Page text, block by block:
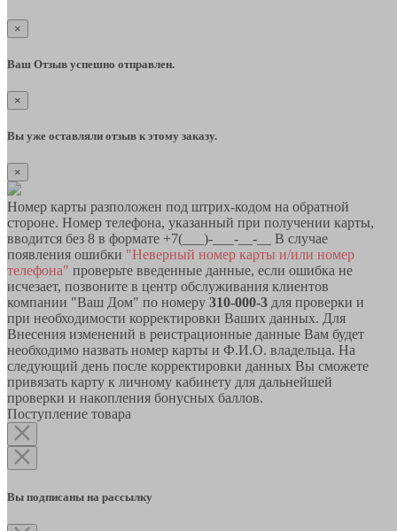
×
Ваш Отзыв успешно отправлен.
×
Вы уже оставляли отзыв к этому заказу.
×
Номер карты разположен под штрих-кодом на обратной
стороне. Номер телефона, указанный при получении карты,
вводится без 8 в формате +7(___)-___-__-__ В случае
появления ошибки "Неверный номер карты и/или номер
телефона" проверьте введенные данные, если ошибка не
исчезает, позвоните в центр обслуживания клиентов
компании "Ваш Дом" по номеру 310-000-3 для проверки и
при необходимости корректировки Ваших данных. Для
Внесения изменений в реистрационные данные Вам будет
необходимо назвать номер карты и Ф.И.О. владельца. На
следующий день после корректировки данных Вы сможете
привязать карту к личному кабинету для дальнейшей
проверки и накопления бонусных баллов.
Поступление товара
Вы подписаны на рассылку